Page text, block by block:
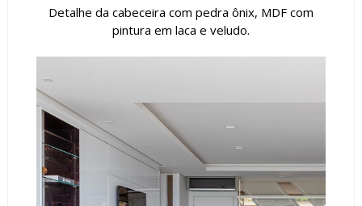
Detalhe da cabeceira com pedra ônix, MDF com
pintura em laca e veludo.